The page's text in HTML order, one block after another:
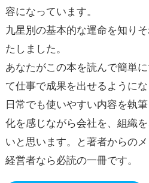
容になっています。
九星別の基本的な運命を知り
たしました。
あなたがこの本を読んで簡単
て仕事で成果を出せるように
日常でも使いやすい内容を執
化を感じながら会社を、組織
いと思います。と著者からの
経営者なら必読の一冊です。